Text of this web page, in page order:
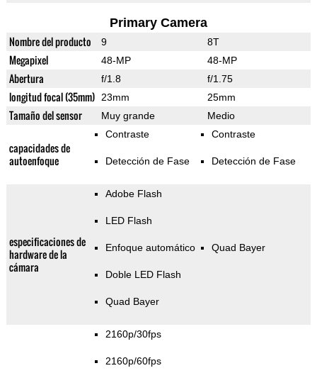
Primary Camera
Nombre del producto 9 8T
Megapixel 48-MP 48-MP
Abertura f/1.8 f/1.75
longitud focal (35mm) 23mm 25mm
Tamaño del sensor Muy grande Medio
capacidades de
autoenfoque
Contraste
Detección de Fase
Contraste
Detección de Fase
especificaciones de
hardware de la
cámara
Adobe Flash
LED Flash
Enfoque automático
Doble LED Flash
Quad Bayer
Quad Bayer
2160p/30fps
2160p/60fps